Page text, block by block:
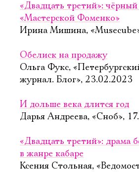
«Двадцать третий»:
«Мастерской Фоменко»
Ирина Мишина,
Обелиск на продажу
Ольга Фукс,
журнал. Блог», 23.02.2023
И дольше века длится год
Дарья Андреева, «Сноб»,
«Двадцать третий»: драма
в жанре кабаре
Ксения Стольная,